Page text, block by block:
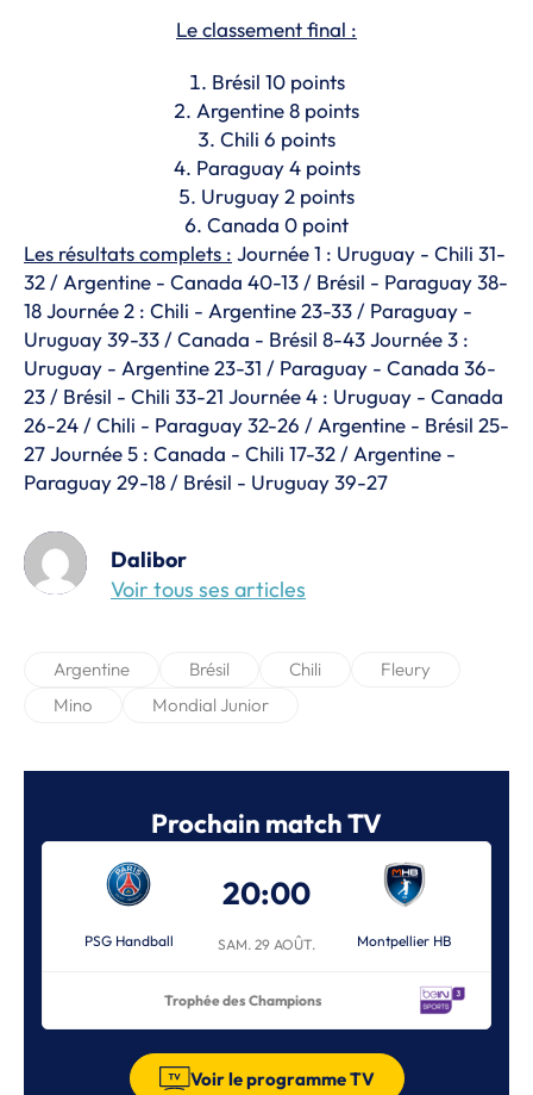
Le classement final :
Brésil 10 points
Argentine 8 points
Chili 6 points
Paraguay 4 points
Uruguay 2 points
Canada 0 point
Les résultats complets : Journée 1 : Uruguay - Chili 31-
32 / Argentine - Canada 40-13 / Brésil - Paraguay 38-
18 Journée 2 : Chili - Argentine 23-33 / Paraguay -
Uruguay 39-33 / Canada - Brésil 8-43 Journée 3 :
Uruguay - Argentine 23-31 / Paraguay - Canada 36-
23 / Brésil - Chili 33-21 Journée 4 : Uruguay - Canada
26-24 / Chili - Paraguay 32-26 / Argentine - Brésil 25-
27 Journée 5 : Canada - Chili 17-32 / Argentine -
Paraguay 29-18 / Brésil - Uruguay 39-27
Dalibor
Voir tous ses articles
Argentine Brésil Chili
Fleury
Mino
Mondial Junior
Prochain match TV
PSG Handball
20:00
SAM. 29 AOÛT. Montpellier HB
Trophée des Champions
Voir le programme TV